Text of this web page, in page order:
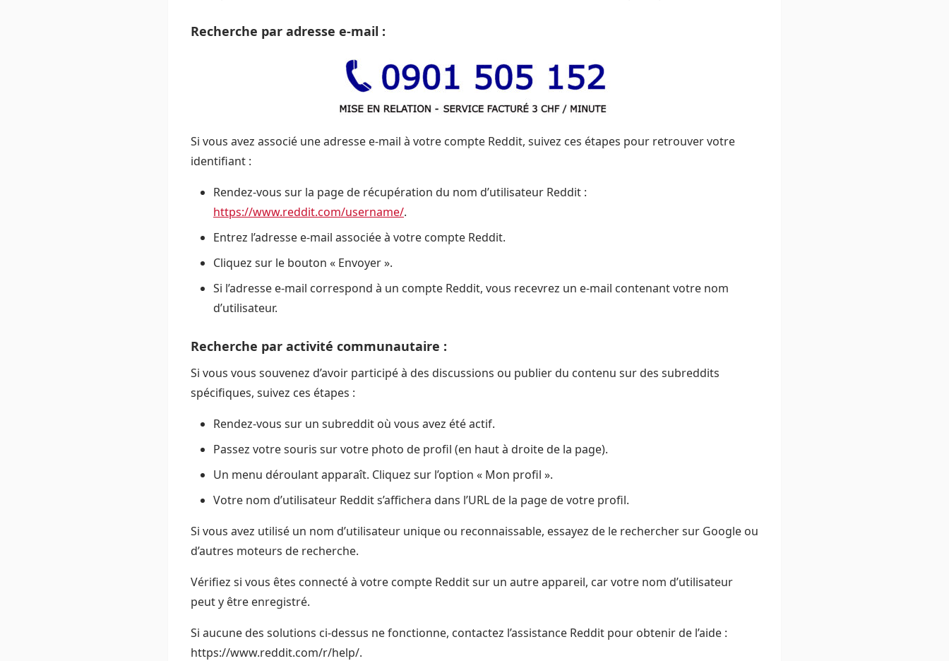
Recherche par adresse e-mail :
Si vous avez associé une adresse e-mail à votre compte Reddit, suivez ces étapes pour retrouver votre
identifiant :
Rendez-vous sur la page de récupération du nom d’utilisateur Reddit :
https://www.reddit.com/username/.
Entrez l’adresse e-mail associée à votre compte Reddit.
Cliquez sur le bouton « Envoyer ».
Si l’adresse e-mail correspond à un compte Reddit, vous recevrez un e-mail contenant votre nom
d’utilisateur.
Recherche par activité communautaire :
Si vous vous souvenez d’avoir participé à des discussions ou publier du contenu sur des subreddits
spécifiques, suivez ces étapes :
Rendez-vous sur un subreddit où vous avez été actif.
Passez votre souris sur votre photo de profil (en haut à droite de la page).
Un menu déroulant apparaît. Cliquez sur l’option « Mon profil ».
Votre nom d’utilisateur Reddit s’affichera dans l’URL de la page de votre profil.
Si vous avez utilisé un nom d’utilisateur unique ou reconnaissable, essayez de le rechercher sur Google ou
d’autres moteurs de recherche.
Vérifiez si vous êtes connecté à votre compte Reddit sur un autre appareil, car votre nom d’utilisateur
peut y être enregistré.
Si aucune des solutions ci-dessus ne fonctionne, contactez l’assistance Reddit pour obtenir de l’aide :
https://www.reddit.com/r/help/.